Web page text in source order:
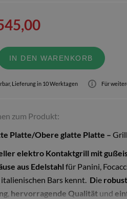
IN DEN WARENKORB
Lieferung in 10 Werktagen Für
zum Produkt:
Platte/Obere glatte Platte –
elektro Kontaktgrill mit
aus Edelstahl für Panini,
italienischen Bars kennt. Die
, hervorragende Qualitätund